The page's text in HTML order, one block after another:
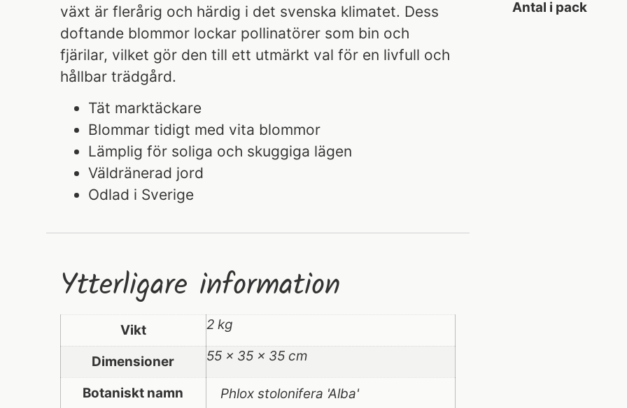
växt är flerårig och härdig i det svenska klimatet. Dess
doftande blommor lockar pollinatörer som bin och
fjärilar, vilket gör den till ett utmärkt val för en livfull och
hållbar trädgård.
Tät marktäckare
Blommar tidigt med vita blommor
Lämplig för soliga och skuggiga lägen
Väldränerad jord
Odlad i Sverige
Ytterligare information
Vikt 2 kg
Dimensioner 55 × 35 × 35 cm
Botaniskt namn
Phlox stolonifera 'Alba'
Antal i pack